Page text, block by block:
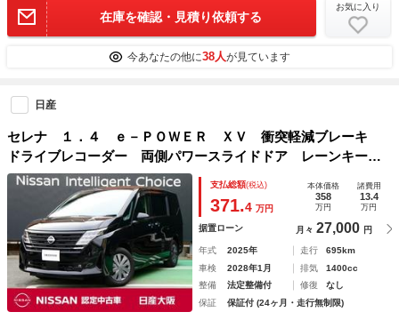
在庫を確認・見積り依頼する
お気に入り
今あなたの他に38人が見ています
日産
セレナ １．４ ｅ－ＰＯＷＥＲ ＸＶ 衝突軽減ブレーキ
ドライブレコーダー 両側パワースライドドア レーンキープ
アシスト アラウンドビューモニター オートマチックハイビ
ーム 衝突軽減ブレーキ ＬＥＤランプ インテリジェントキ
ー ＥＴＣ
支払総額(税込)
371.4 万円
本体価格
358
万円
諸費用
13.4
万円
据置ローン 月々 27,000 円
年式 2025年 走行
695km
車検
2028年1月 排気
1400cc
整備
法定整備付 修復
なし
保証
保証付 (24ヶ月・走行無制限)